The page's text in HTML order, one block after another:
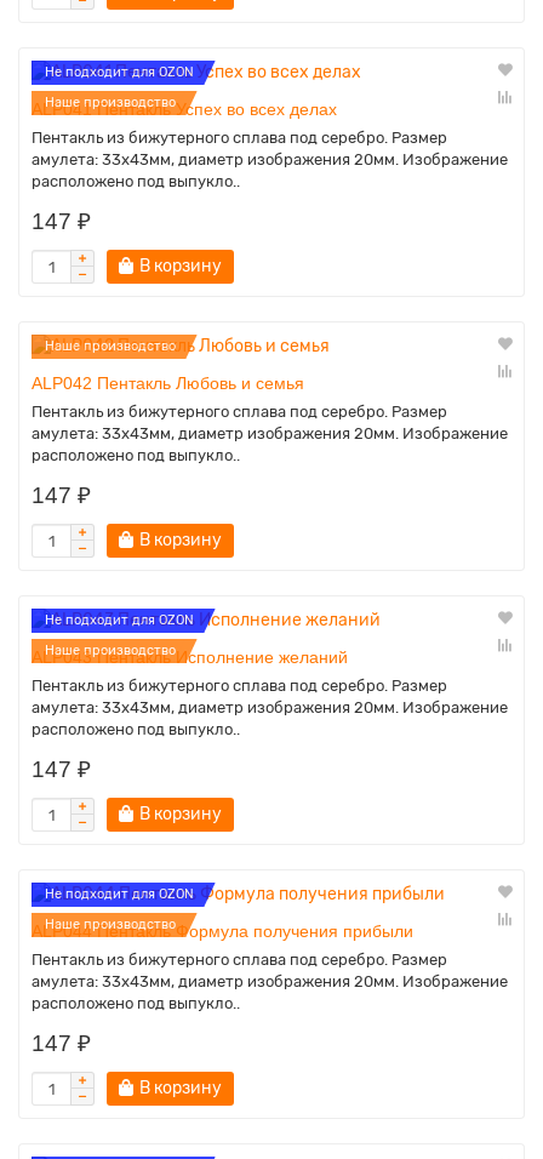
Не подходит для OZON
Наше производство
ALP041 Пентакль Успех во всех делах
Пентакль из бижутерного сплава под серебро. Размер
амулета: 33х43мм, диаметр изображения 20мм. Изображение
расположено под выпукло..
147 ₽
В корзину
Наше производство
ALP042 Пентакль Любовь и семья
Пентакль из бижутерного сплава под серебро. Размер
амулета: 33х43мм, диаметр изображения 20мм. Изображение
расположено под выпукло..
147 ₽
В корзину
Не подходит для OZON
Наше производство
ALP043 Пентакль Исполнение желаний
Пентакль из бижутерного сплава под серебро. Размер
амулета: 33х43мм, диаметр изображения 20мм. Изображение
расположено под выпукло..
147 ₽
В корзину
Не подходит для OZON
Наше производство
ALP044 Пентакль Формула получения прибыли
Пентакль из бижутерного сплава под серебро. Размер
амулета: 33х43мм, диаметр изображения 20мм. Изображение
расположено под выпукло..
147 ₽
В корзину